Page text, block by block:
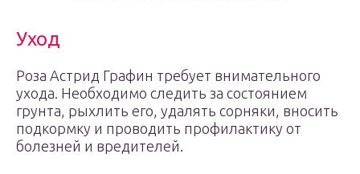
Уход
Роза Астрид Графин требует внимательного
ухода. Необходимо следить за состоянием
грунта, рыхлить его, удалять сорняки, вносить
подкормку и проводить профилактику от
болезней и вредителей.